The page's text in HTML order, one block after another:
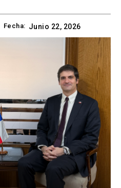
Fecha: Junio 22, 2026